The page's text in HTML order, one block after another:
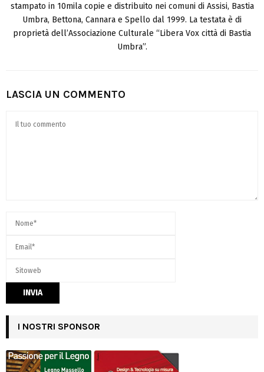
stampato in 10mila copie e distribuito nei comuni di Assisi, Bastia
Umbra, Bettona, Cannara e Spello dal 1999. La testata è di
proprietà dell’Associazione Culturale “Libera Vox città di Bastia
Umbra”.
LASCIA UN COMMENTO
I NOSTRI SPONSOR